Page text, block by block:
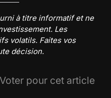
à titre informatif et ne
Les
volatils. Faites vos
décision.
Voter pour cet article